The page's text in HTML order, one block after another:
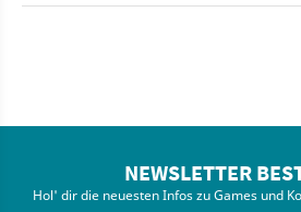
NEWSLETTER
Hol' dir die neuesten Infos zu Games und